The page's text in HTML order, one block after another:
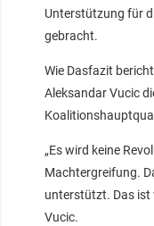
Unterstützung für
gebracht.
Wie Dasfazit
Aleksandar Vucic
„Es wird keine
Machtergreifung.
unterstützt. Das ist
Vucic.